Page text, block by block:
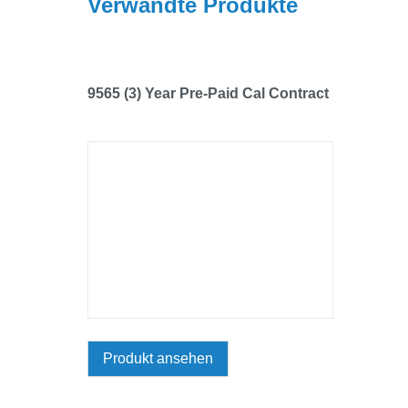
Verwandte Produkte
9565 (3) Year Pre-Paid Cal Contract
Produkt ansehen